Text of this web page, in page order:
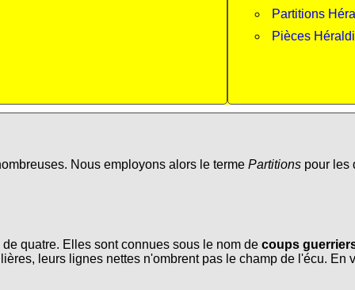
Partitions
Pièces
Nous employons alors le terme Partitions pour les
quatre. Elles sont connues sous le nom de coups
leurs lignes nettes n'ombrent pas le champ de l'écu. En